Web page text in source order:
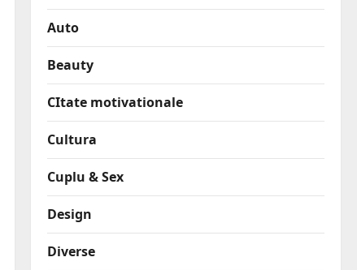
Auto
Beauty
CItate motivationale
Cultura
Cuplu & Sex
Design
Diverse